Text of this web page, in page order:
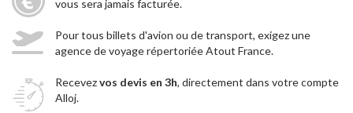
vous sera jamais facturée.
Pour tous billets d'avion ou de transport, exigez une
agence de voyage répertoriée Atout France.
Recevezvos devis en 3h, directement dans votre compte
Alloj.